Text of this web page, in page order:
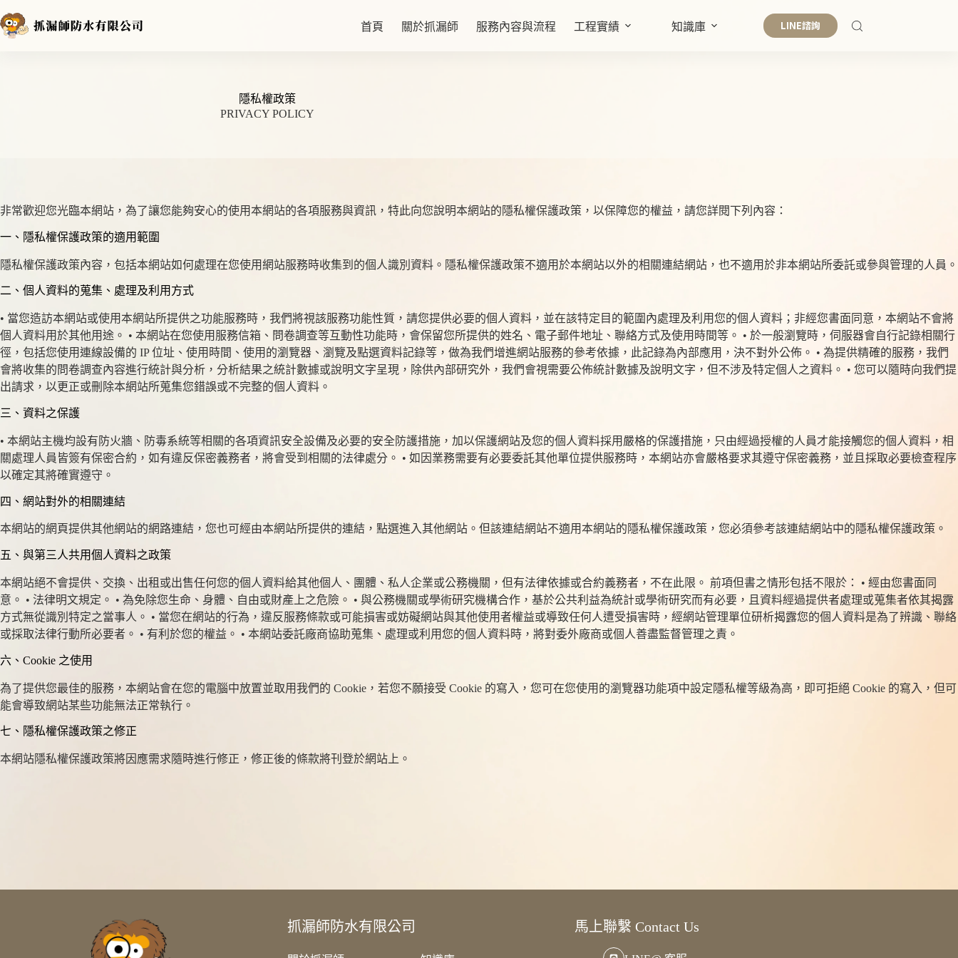
至
首頁 關於抓漏師 服務內容與流程 工程實績 知識庫 LINE諮詢
隱私權政策
PRIVACY POLICY
非常歡迎您光臨本網站，為了讓您能夠安心的使用本網站的各項服務與資訊，特此向您說明本網站的隱私權保護政策，以保障您的權益，請您詳閱下列內容：
一、隱私權保護政策的適用範圍
隱私權保護政策內容，包括本網站如何處理在您使用網站服務時收集到的個人識別資料。隱私權保護政策不適用於本網站以外的相關連結網站，也不適用於非本網站所委託或參與管理的人員。
二、個人資料的蒐集、處理及利用方式
• 當您造訪本網站或使用本網站所提供之功能服務時，我們將視該服務功能性質，請您提供必要的個人資料，並在該特定目的範圍內處理及利用您的個人資料；非經您書面同意，本網站不會將
個人資料用於其他用途。 • 本網站在您使用服務信箱、問卷調查等互動性功能時，會保留您所提供的姓名、電子郵件地址、聯絡方式及使用時間等。 • 於一般瀏覽時，伺服器會自行記錄相關行
徑，包括您使用連線設備的 IP 位址、使用時間、使用的瀏覽器、瀏覽及點選資料記錄等，做為我們增進網站服務的參考依據，此記錄為內部應用，決不對外公佈。 • 為提供精確的服務，我們
會將收集的問卷調查內容進行統計與分析，分析結果之統計數據或說明文字呈現，除供內部研究外，我們會視需要公佈統計數據及說明文字，但不涉及特定個人之資料。 • 您可以隨時向我們提
出請求，以更正或刪除本網站所蒐集您錯誤或不完整的個人資料。
三、資料之保護
• 本網站主機均設有防火牆、防毒系統等相關的各項資訊安全設備及必要的安全防護措施，加以保護網站及您的個人資料採用嚴格的保護措施，只由經過授權的人員才能接觸您的個人資料，相
關處理人員皆簽有保密合約，如有違反保密義務者，將會受到相關的法律處分。 • 如因業務需要有必要委託其他單位提供服務時，本網站亦會嚴格要求其遵守保密義務，並且採取必要檢查程序
以確定其將確實遵守。
四、網站對外的相關連結
本網站的網頁提供其他網站的網路連結，您也可經由本網站所提供的連結，點選進入其他網站。但該連結網站不適用本網站的隱私權保護政策，您必須參考該連結網站中的隱私權保護政策。
五、與第三人共用個人資料之政策
本網站絕不會提供、交換、出租或出售任何您的個人資料給其他個人、團體、私人企業或公務機關，但有法律依據或合約義務者，不在此限。 前項但書之情形包括不限於： • 經由您書面同
意。 • 法律明文規定。 • 為免除您生命、身體、自由或財產上之危險。 • 與公務機關或學術研究機構合作，基於公共利益為統計或學術研究而有必要，且資料經過提供者處理或蒐集者依其揭露
方式無從識別特定之當事人。 • 當您在網站的行為，違反服務條款或可能損害或妨礙網站與其他使用者權益或導致任何人遭受損害時，經網站管理單位研析揭露您的個人資料是為了辨識、聯絡
或採取法律行動所必要者。 • 有利於您的權益。 • 本網站委託廠商協助蒐集、處理或利用您的個人資料時，將對委外廠商或個人善盡監督管理之責。
六、Cookie 之使用
為了提供您最佳的服務，本網站會在您的電腦中放置並取用我們的 Cookie，若您不願接受 Cookie 的寫入，您可在您使用的瀏覽器功能項中設定隱私權等級為高，即可拒絕 Cookie 的寫入，但可
能會導致網站某些功能無法正常執行。
七、隱私權保護政策之修正
本網站隱私權保護政策將因應需求隨時進行修正，修正後的條款將刊登於網站上。
抓漏師防水有限公司 馬上聯繫 Contact Us